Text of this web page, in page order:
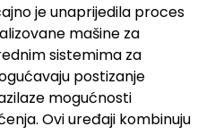
je unaprijedila proces
mašine za
sistemima za
postizanje
mogućnosti
Ovi uređaji kombinuju